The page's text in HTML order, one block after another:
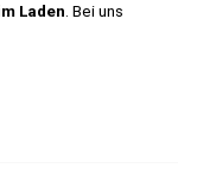
Laden . Bei uns